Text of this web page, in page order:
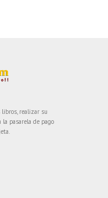
realizar su
la pasarela de pago